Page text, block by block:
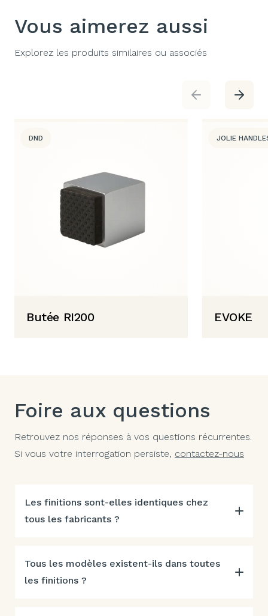
Vous aimerez aussi
Explorez les produits similaires ou associés
DND
Butée RI200
JOLIE
EVOKE
Foire aux questions
Retrouvez nos réponses à vos questions récurrentes.
Si vous votre interrogation persiste, contactez-nous
Les finitions sont-elles identiques chez
tous les fabricants ?
Tous les modèles existent-ils dans toutes
les finitions ?